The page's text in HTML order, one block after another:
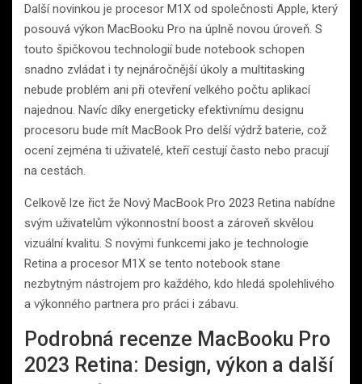
Další novinkou je procesor M1X od společnosti Apple, který
posouvá výkon MacBooku Pro na úplně novou úroveň. S
touto špičkovou technologií bude notebook schopen
snadno zvládat i ty nejnáročnější úkoly a multitasking
nebude problém ani při otevření velkého počtu aplikací
najednou. Navíc díky energeticky efektivnímu designu
procesoru bude mít MacBook Pro delší výdrž baterie, což
ocení zejména ti uživatelé, kteří cestují často nebo pracují
na cestách.
Celkově lze řict že Nový MacBook Pro 2023 Retina nabídne
svým uživatelům výkonnostní boost a zároveň skvělou
vizuální kvalitu. S novými funkcemi jako je technologie
Retina a procesor M1X se tento notebook stane
nezbytným nástrojem pro každého, kdo hledá spolehlivého
a výkonného partnera pro práci i zábavu.
Podrobná recenze MacBooku Pro
2023 Retina: Design, výkon a další